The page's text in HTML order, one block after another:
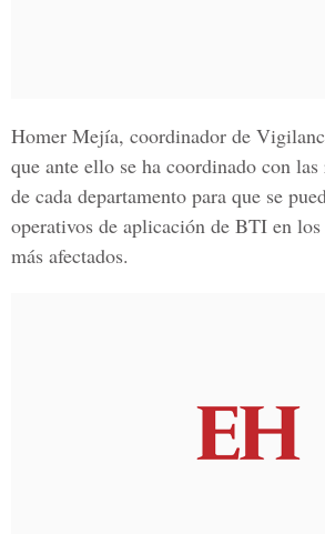
Homer Mejía, coordinador de
que ante ello se ha coordinado con
de cada departamento para que se
operativos de aplicación de BTI en
más afectados.